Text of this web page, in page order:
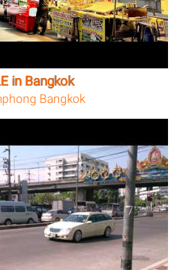
in Bangkok
Bangkok